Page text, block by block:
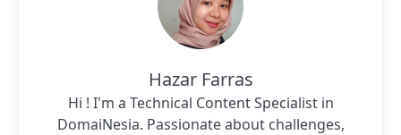
Hazar Farras
Hi ! I'm a Technical Content Specialist in
DomaiNesia. Passionate about challenges,